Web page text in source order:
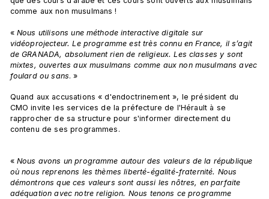
comme aux non musulmans !
« Nous utilisons une méthode interactive digitale sur
vidéoprojecteur. Le programme est très connu en France, il s’agit
de GRANADA, absolument rien de religieux. Les classes y sont
mixtes, ouvertes aux musulmans comme aux non musulmans avec
foulard ou sans. »
Quand aux accusations « d'endoctrinement », le président du
CMO invite les services de la préfecture de l'Hérault à se
rapprocher de sa structure pour s'informer directement du
contenu de ses programmes.
« Nous avons un programme autour des valeurs de la république
où nous reprenons les thèmes liberté-égalité-fraternité. Nous
démontrons que ces valeurs sont aussi les nôtres, en parfaite
adéquation avec notre religion. Nous tenons ce programme